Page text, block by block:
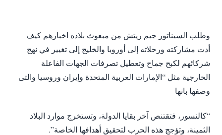
وطلب السيناتور جيم ريتش من مبعوث بلاده اخبارهم كيف
أدت مشاركته ورحلاته إلى أوروبا والخليج إلى تغيير في نهج
شركائهم لكبح جماح وتعطيل تصرفات الجهات الفاعلة
الخارجية مثل “الإمارات العربية المتحدة وإيران وروسيا والتى
وصفها بانها
“كالنسور، فتقتنص آخر بقايا الدولة، وتستخرج موارد البلاد
الثمينة، وتؤجج هذه الحرب لتحقيق أهدافها الخاصة”.